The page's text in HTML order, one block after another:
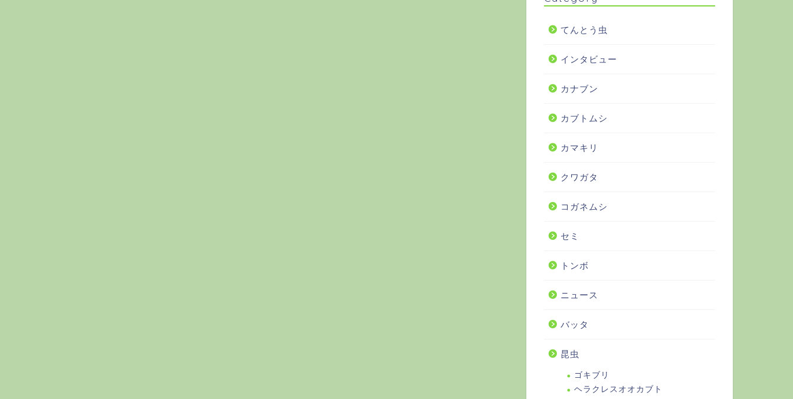
てんとう虫
インタビュー
カナブン
カブトムシ
カマキリ
クワガタ
コガネムシ
セミ
トンボ
ニュース
バッタ
昆虫
ゴキブリ
ヘラクレスオオカブト